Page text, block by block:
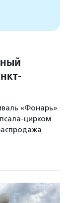
«Фонарь»
цирком.